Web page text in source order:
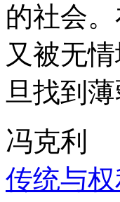
的社会
又被无
旦找到
冯克利
传统与权